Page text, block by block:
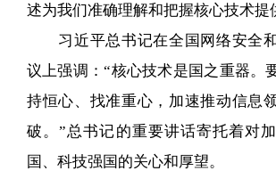
述为我们准确理解和把握核心技术提
习近平总书记在全国网络安全
议上强调：“核心技术是国之重器。
持恒心、找准重心，加速推动信息
破。”总书记的重要讲话寄托着对
国、科技强国的关心和厚望。